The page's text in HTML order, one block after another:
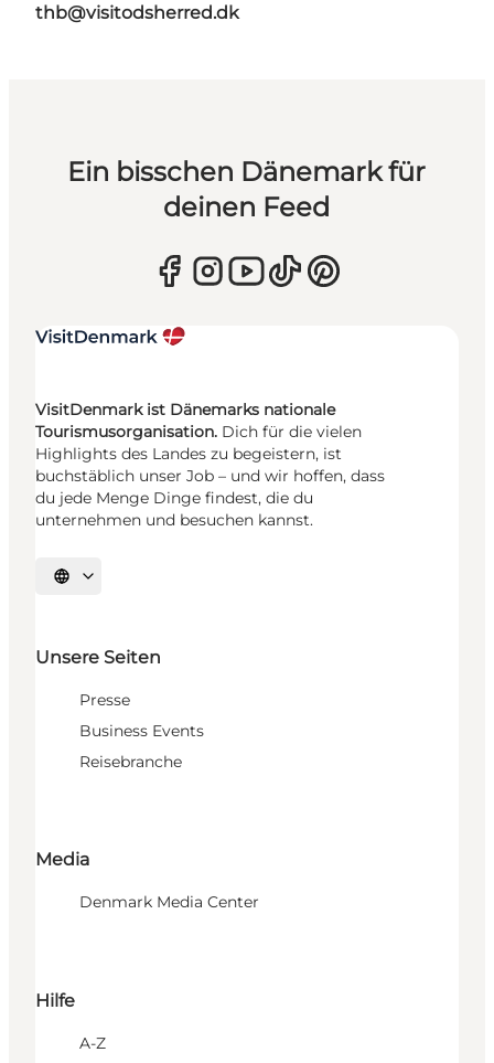
thb@visitodsherred.dk
Ein bisschen Dänemark für
deinen Feed
VisitDenmark ist Dänemarks nationale
Tourismusorganisation. Dich für die vielen
Highlights des Landes zu begeistern, ist
buchstäblich unser Job – und wir hoffen, dass
du jede Menge Dinge findest, die du
unternehmen und besuchen kannst.
Sprache auswählen
Unsere Seiten
Presse
Business Events
Reisebranche
Media
Denmark Media Center
Hilfe
A-Z